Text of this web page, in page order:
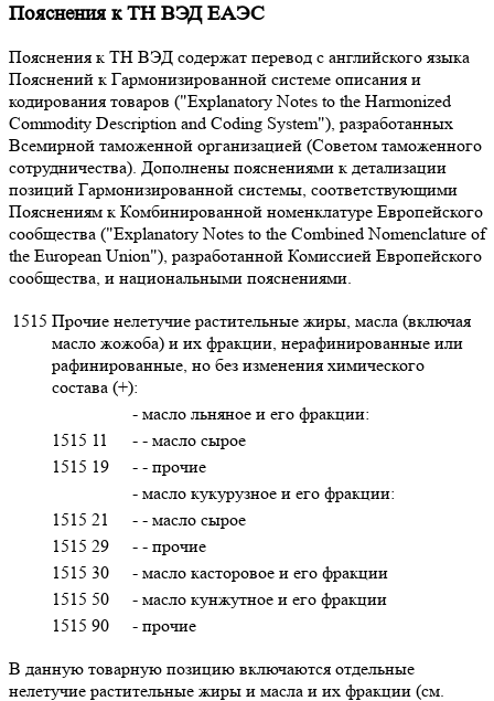
Пояснения к ТН ВЭД ЕАЭС
Пояснения к ТН ВЭД содержат перевод с английского языка
Пояснений к Гармонизированной системе описания и
кодирования товаров ("Explanatory Notes to the Harmonized
Commodity Description and Coding System"), разработанных
Всемирной таможенной организацией (Советом таможенного
сотрудничества). Дополнены пояснениями к детализации
позиций Гармонизированной системы, соответствующими
Пояснениям к Комбинированной номенклатуре Европейского
сообщества ("Explanatory Notes to the Combined Nomenclature of
the European Union"), разработанной Комиссией Европейского
сообщества, и национальными пояснениями.
1515 Прочие нелетучие растительные жиры, масла (включая
масло жожоба) и их фракции, нерафинированные или
рафинированные, но без изменения химического
состава (+):
- масло льняное и его фракции:
1515 11
- - масло сырое
1515 19
- - прочие
- масло кукурузное и его фракции:
1515 21
- - масло сырое
1515 29
- - прочие
1515 30
- масло касторовое и его фракции
1515 50
- масло кунжутное и его фракции
1515 90
- прочие
В данную товарную позицию включаются отдельные
нелетучие растительные жиры и масла и их фракции (см.